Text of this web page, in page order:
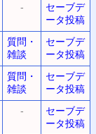
-
セーブデ
ータ投稿
質問・
雑談
セーブデ
ータ投稿
質問・
雑談
セーブデ
ータ投稿
-
セーブデ
ータ投稿